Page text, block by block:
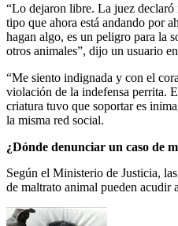
“Lo dejaron libre. La juez
tipo que ahora está andando por
hagan algo, es un peligro para la
otros animales”, dijo un usuario
“Me siento indignada y con el
violación de la indefensa perrita.
criatura tuvo que soportar es
la misma red social.
¿Dónde denunciar un caso de
Según el Ministerio de Justicia,
de maltrato animal pueden acudir